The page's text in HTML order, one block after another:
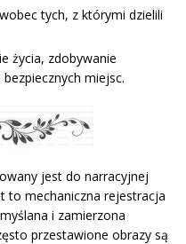
tych, z którymi dzielili
życia, zdobywanie
miejsc.
jest do narracyjnej
to mechaniczna rejestracja
i zamierzona
przestawione obrazy są